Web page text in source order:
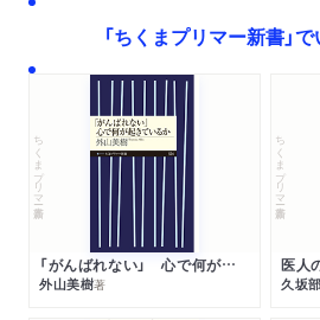
（評者：竹内薫さん）「どんな家で、何を
雑誌 2026/02/23
「週刊文春 2026年2月26日号」で紹介
緑 慎也さん）
WEB 2026/08/08
Wedge Onlineにて著者インタビューが
「ヒトが宇宙で住むために「準備できて
ら必要なこと」」
「ちくまプリマー新書」
ちくまプリマー新書
「がんばれない」 心で何が起きているか
外山美樹著
ちくまプリマー新書
医人
久坂